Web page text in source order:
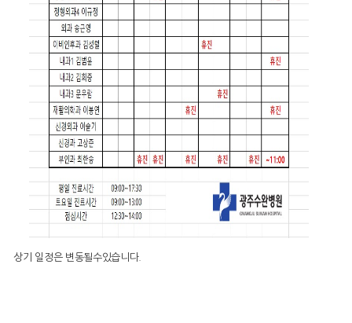
상기 일정은 변동될수있습니다.